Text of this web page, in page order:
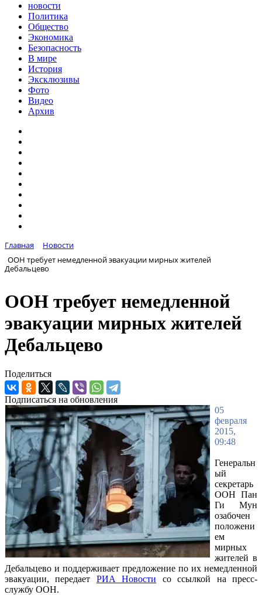
новости
Политика
Общество
Экономика
Безопасность
В мире
История
Эксклюзивы
Фото
Видео
Архив
Главная
Новости
ООН требует немедленной эвакуации мирных жителей
Дебальцево
ООН требует немедленной
эвакуации мирных жителей
Дебальцево
Поделиться
Подписаться на обновления
05
февраля
2015,
09:48
Генеральн
ый
секретарь
ООН Пан
Ги Мун
озабочен
положени
ем
мирных
жителей в
Дебальцево и поддерживает предложение по их немедленной
эвакуации, передает РИА Новости со ссылкой на пресс-
службу ООН.